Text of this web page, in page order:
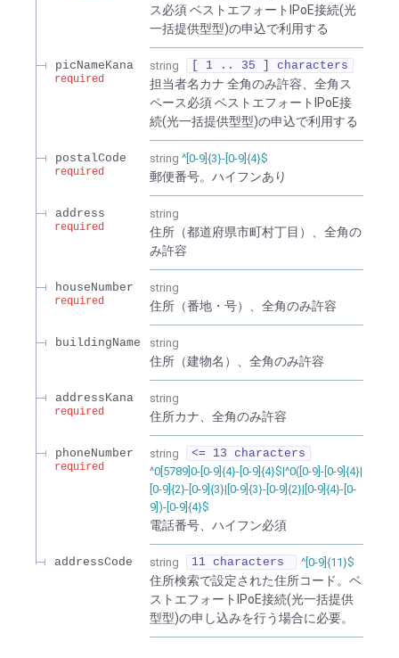
ス必須 ベストエフォートIPoE接続(光
一括提供型型)の申込で利用する
picNameKana
required
string [ 1 .. 35 ] characters
担当者名カナ 全角のみ許容、全角ス
ペース必須 ベストエフォートIPoE接
続(光一括提供型型)の申込で利用する
postalCode
required
string ^[0-9]{3}-[0-9]{4}$
郵便番号。ハイフンあり
address
required
string
住所（都道府県市町村丁目）、全角の
み許容
houseNumber
required
string
住所（番地・号）、全角のみ許容
buildingName string
住所（建物名）、全角のみ許容
addressKana
required
string
住所カナ、全角のみ許容
phoneNumber
required
string
<= 13 characters
^0[5789]0-[0-9]{4}-[0-9]{4}$|^0([0-9]-[0-9]{4}|
[0-9]{2}-[0-9]{3}|[0-9]{3}-[0-9]{2}|[0-9]{4}-[0-
9])-[0-9]{4}$
電話番号、ハイフン必須
addressCode string 11 characters ^[0-9]{11}$
住所検索で設定された住所コード。ベ
ストエフォートIPoE接続(光一括提供
型型)の申し込みを行う場合に必要。